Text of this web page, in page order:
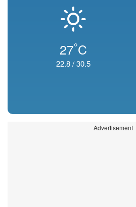
27°C
22.8/30.5
Advertisement